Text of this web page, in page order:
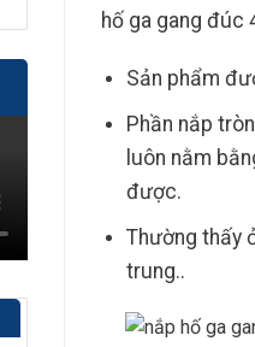
hố ga gang đúc
Sản phẩm
Phần nắp
luôn nằm
được.
Thường thấy
trung..